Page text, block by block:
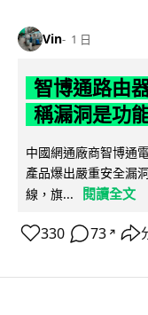
Vin 1 日
智博通路由
稱漏洞是功
中國網通廠商智博通
產品爆出嚴重安全漏
線，旗...
閱讀全文
330 73 ↗